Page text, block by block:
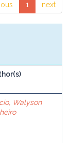
1 next
Walyson